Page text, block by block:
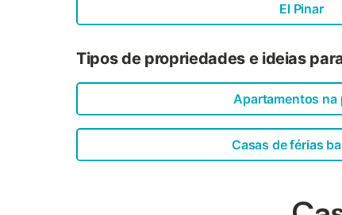
El Pinar
Tipos de propriedades e ideias
Apartamentos na
Casas de férias